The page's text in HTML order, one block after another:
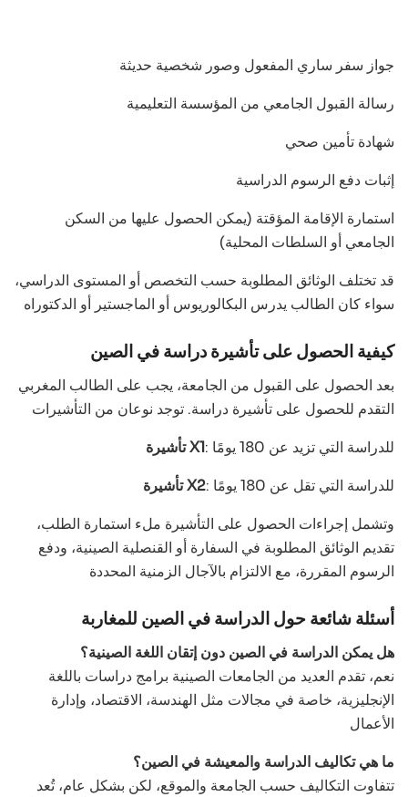
جواز سفر ساري المفعول وصور شخصية حديثة
رسالة القبول الجامعي من المؤسسة التعليمية
شهادة تأمين صحي
إثبات دفع الرسوم الدراسية
استمارة الإقامة المؤقتة (يمكن الحصول عليها من السكن
الجامعي أو السلطات المحلية)
قد تختلف الوثائق المطلوبة حسب التخصص أو المستوى الدراسي،
سواء كان الطالب يدرس البكالوريوس أو الماجستير أو الدكتوراه
كيفية الحصول على تأشيرة دراسة في الصين
بعد الحصول على القبول من الجامعة، يجب على الطالب المغربي
التقدم للحصول على تأشيرة دراسة. توجد نوعان من التأشيرات
تأشيرة X1
: للدراسة التي تزيد عن 180 يومًا
تأشيرة X2
: للدراسة التي تقل عن 180 يومًا
وتشمل إجراءات الحصول على التأشيرة ملء استمارة الطلب،
تقديم الوثائق المطلوبة في السفارة أو القنصلية الصينية، ودفع
الرسوم المقررة، مع الالتزام بالآجال الزمنية المحددة
أسئلة شائعة حول الدراسة في الصين للمغاربة
هل يمكن الدراسة في الصين دون إتقان اللغة الصينية؟
نعم، تقدم العديد من الجامعات الصينية برامج دراسات باللغة
الإنجليزية، خاصة في مجالات مثل الهندسة، الاقتصاد، وإدارة
الأعمال
ما هي تكاليف الدراسة والمعيشة في الصين؟
تتفاوت التكاليف حسب الجامعة والموقع، لكن بشكل عام، تُعد